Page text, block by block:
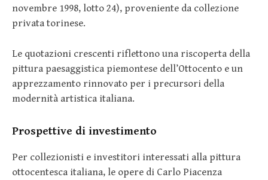
novembre 1998, lotto 24), proveniente da collezione
privata torinese.
Le quotazioni crescenti riflettono una riscoperta della
pittura paesaggistica piemontese dell’Ottocento e un
apprezzamento rinnovato per i precursori della
modernità artistica italiana.
Prospettive di investimento
Per collezionisti e investitori interessati alla pittura
ottocentesca italiana, le opere di Carlo Piacenza